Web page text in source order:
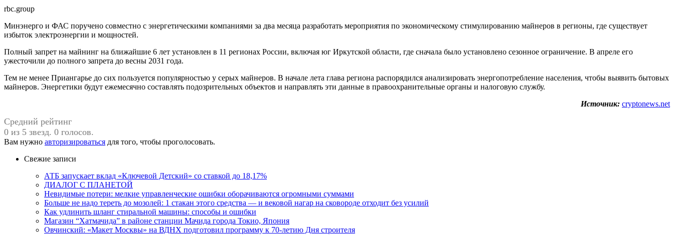
rbc.group
Минэнерго и ФАС поручено совместно с энергетическими компаниями за два месяца разработать мероприятия по экономическому стимулированию майнеров в регионы, где существует
избыток электроэнергии и мощностей.
Полный запрет на майнинг на ближайшие 6 лет установлен в 11 регионах России, включая юг Иркутской области, где сначала было установлено сезонное ограничение. В апреле его
ужесточили до полного запрета до весны 2031 года.
Тем не менее Приангарье до сих пользуется популярностью у серых майнеров. В начале лета глава региона распорядился анализировать энергопотребление населения, чтобы выявить бытовых
майнеров. Энергетики будут ежемесячно составлять подозрительных объектов и направлять эти данные в правоохранительные органы и налоговую службу.
Источник: cryptonews.net
Средний рейтинг
0 из 5 звезд. 0 голосов.
Вам нужно авторизироваться для того, чтобы проголосовать.
Свежие записи
АТБ запускает вклад «Ключевой Детский» со ставкой до 18,17%
ДИАЛОГ С ПЛАНЕТОЙ
Невидимые потери: мелкие управленческие ошибки оборачиваются огромными суммами
Больше не надо тереть до мозолей: 1 стакан этого средства — и вековой нагар на сковороде отходит без усилий
Как удлинить шланг стиральной машины: способы и ошибки
Магазин “Хатмачида” в районе станции Мачида города Токио, Япония
Овчинский: «Макет Москвы» на ВДНХ подготовил программу к 70-летию Дня строителя